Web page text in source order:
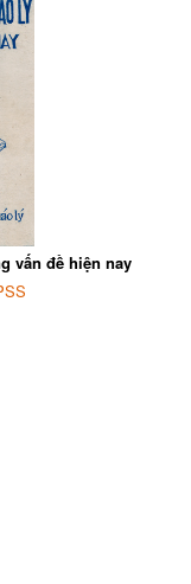
vấn đề hiện nay